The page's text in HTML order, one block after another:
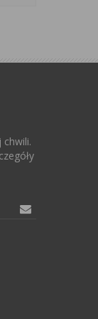
chwili.